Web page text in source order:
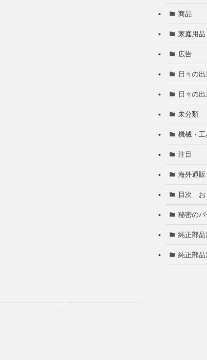
商品
家庭用品
広告
日々の出
日々の出
未分類
機械・工
注目
海外通販
目次 お
秘密のパ
純正部品
純正部品